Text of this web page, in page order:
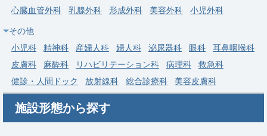
常勤
収最大2,000万円
求人病院名
社会医療法人壮幸会 行田総合病院
呼吸器内科
勤務地 埼玉県 行田市
給与 年収 1,300万円 ～ 2,000万円
心臓血管外科
乳腺外科 形成外科 美容外科 小児外科
その他
小児科
精神科 産婦人科 婦人科 泌尿器科 眼科
耳鼻咽喉科
皮膚科
麻酔科 リハビリテーション科 病理科
救急科
健診・人間ドック
放射線科 総合診療科 美容皮膚科
施設形態から探す